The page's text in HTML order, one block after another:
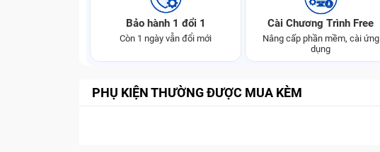
Bảo hành 1 đổi 1
Còn 1 ngày vẫn đổi mới
Cài Chương Trình Free
Nâng cấp phần mềm, cài ứng
dụng
PHỤ KIỆN THƯỜNG ĐƯỢC MUA KÈM